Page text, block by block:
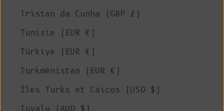
Tristan da Cunha (GBP £)
Tunisie (EUR €)
Türkiye (EUR €)
Turkménistan (EUR €)
Îles Turks et Caicos (USD $)
Tuvalu (AUD $)